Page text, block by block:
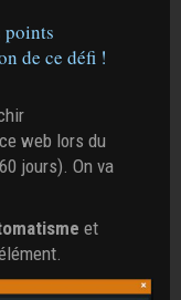
points
de ce défi !
web lors du
jours). On va
et